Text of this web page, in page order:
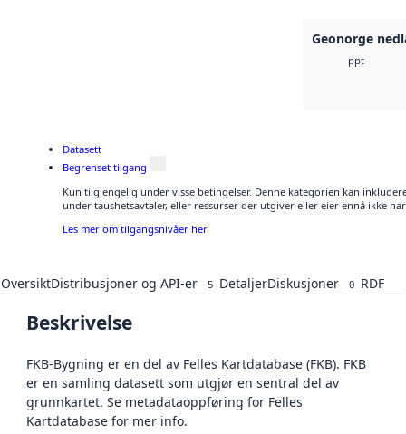
Geonorge
ppt
Datasett
Begrenset tilgang
Kun tilgjengelig under visse betingelser. Denne kategorien kan
under taushetsavtaler, eller ressurser der utgiver eller eier ennå ikke
Les mer om tilgangsnivåer her
OversiktDistribusjoner og API-er 5 DetaljerDiskusjoner 0 RDF
Beskrivelse
FKB-Bygning er en del av Felles Kartdatabase (FKB). FKB
er en samling datasett som utgjør en sentral del av
grunnkartet. Se metadataoppføring for Felles
Kartdatabase for mer info.